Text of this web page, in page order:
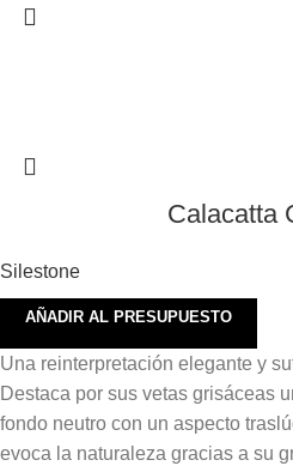
Calacatta
Silestone
AÑADIR AL PRESUPUESTO
Una reinterpretación elegante y
Destaca por sus vetas grisáceas
fondo neutro con un aspecto
evoca la naturaleza gracias a su